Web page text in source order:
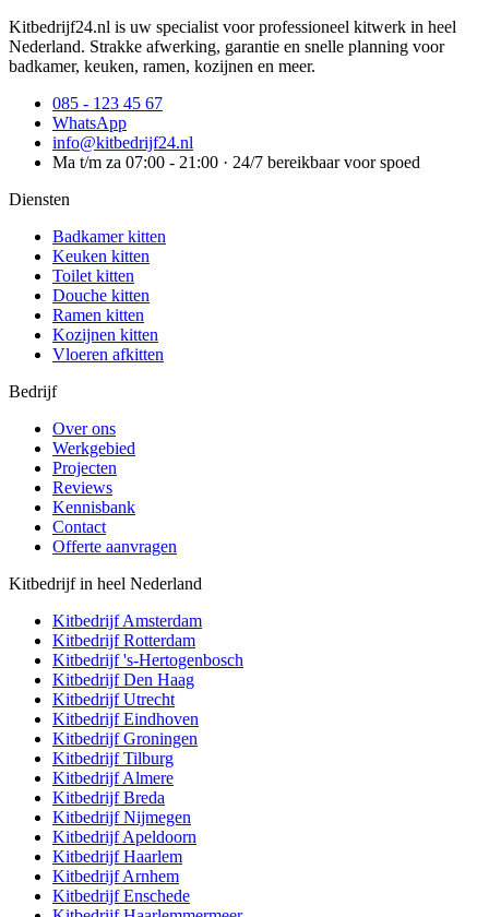
Kitbedrijf24.nl is uw specialist voor professioneel kitwerk in heel
Nederland. Strakke afwerking, garantie en snelle planning voor
badkamer, keuken, ramen, kozijnen en meer.
085 - 123 45 67
WhatsApp
info@kitbedrijf24.nl
Ma t/m za 07:00 - 21:00 · 24/7 bereikbaar voor spoed
Diensten
Badkamer kitten
Keuken kitten
Toilet kitten
Douche kitten
Ramen kitten
Kozijnen kitten
Vloeren afkitten
Bedrijf
Over ons
Werkgebied
Projecten
Reviews
Kennisbank
Contact
Offerte aanvragen
Kitbedrijf in heel Nederland
KitbedrijfAmsterdam
KitbedrijfRotterdam
Kitbedrijf's-Hertogenbosch
KitbedrijfDen Haag
KitbedrijfUtrecht
KitbedrijfEindhoven
KitbedrijfGroningen
KitbedrijfTilburg
KitbedrijfAlmere
KitbedrijfBreda
KitbedrijfNijmegen
KitbedrijfApeldoorn
KitbedrijfHaarlem
KitbedrijfArnhem
KitbedrijfEnschede